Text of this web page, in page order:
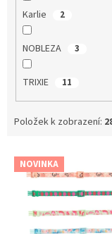
Karlie 2
NOBLEZA 3
TRIXIE 11
Položek k zobrazení:
V NOVINKA